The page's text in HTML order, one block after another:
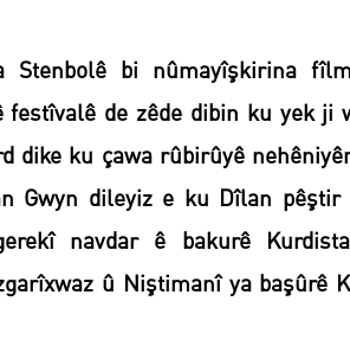
Stenbolê bi nûmayîşkirina
de zêde dibin ku yek ji
dike ku çawa rûbirûyê
Gwyn dileyiz e ku Dîlan
navdar ê bakurê
û Niştimanî ya başûrê